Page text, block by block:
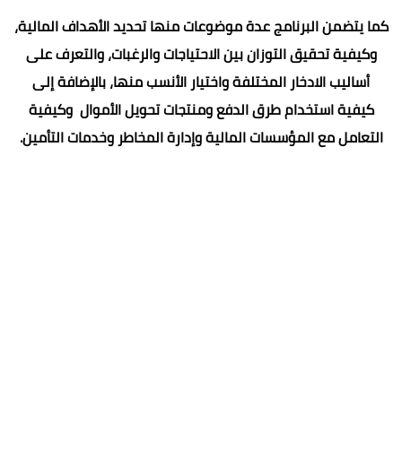
كما يتضمن البرنامج عدة موضوعات منها تحديد الأهداف المالية،
وكيفية تحقيق التوزان بين الاحتياجات والرغبات، والتعرف على
أساليب الادخار المختلفة واختيار الأنسب منها، بالإضافة إلى
كيفية استخدام طرق الدفع ومنتجات تحويل الأموال وكيفية
التعامل مع المؤسسات المالية وإدارة المخاطر وخدمات التأمين.